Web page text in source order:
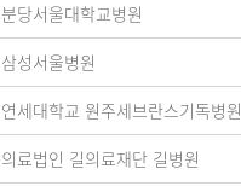
분당서울대학교병원
삼성서울병원
연세대학교 원주세브란스기독병원
의료법인 길의료재단 길병원